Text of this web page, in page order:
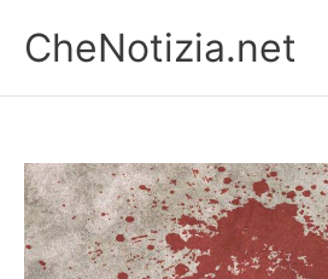
contenuto
CheNotizia.net